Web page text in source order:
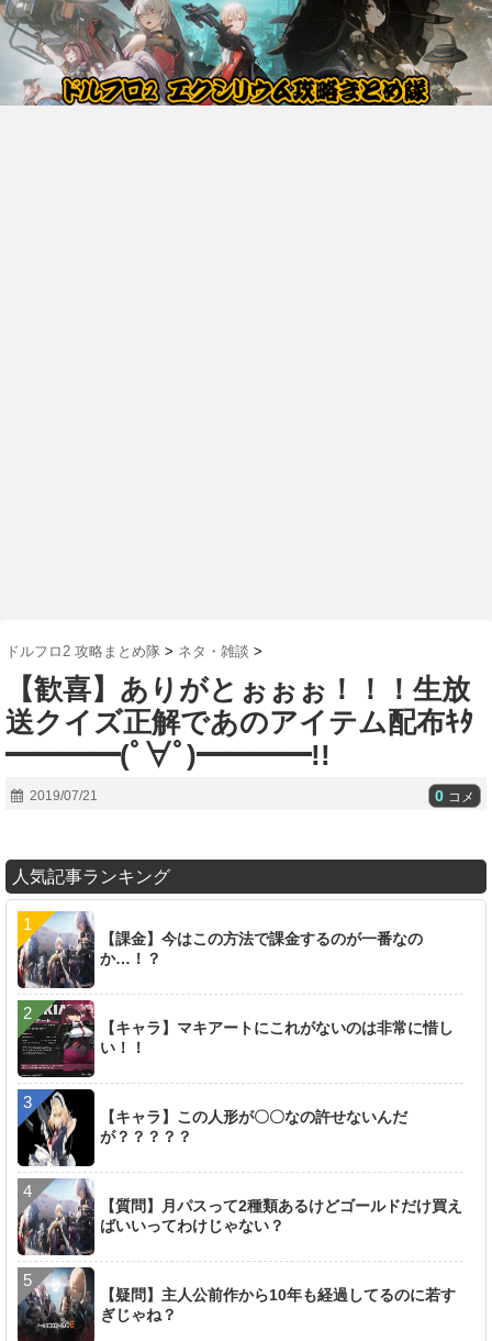
ドルフロ2 攻略まとめ隊 > ネタ・雑談 >
【歓喜】ありがとぉぉぉ！！！生放
送クイズ正解であのアイテム配布ｷﾀ
━━━━(ﾟ∀ﾟ)━━━━!!
2019/07/21 0 コメ
人気記事ランキング
【課金】今はこの方法で課金するのが一番なの
か…！？
【キャラ】マキアートにこれがないのは非常に惜し
い！！
【キャラ】この人形が〇〇なの許せないんだ
が？？？？？
【質問】月パスって2種類あるけどゴールドだけ買え
ばいいってわけじゃない？
【疑問】主人公前作から10年も経過してるのに若す
ぎじゃね？